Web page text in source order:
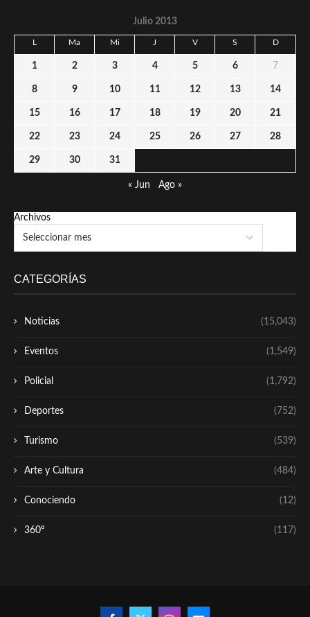
Julio 2013
L Ma Mi J V S D
1 2 3 4 5 6 7
8 9 10 11 12 13 14
15 16 17 18 19 20 21
22 23 24 25 26 27 28
29 30 31
« Jun Ago »
Archivos
CATEGORÍAS
Noticias (15,043)
Eventos (1,549)
Policial (1,792)
Deportes (752)
Turismo (539)
Arte y Cultura (484)
Conociendo (12)
360º (117)